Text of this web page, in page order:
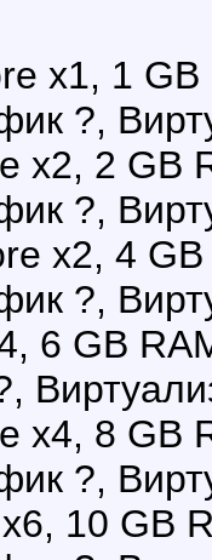
x1, 1
?,
x2, 2 GB
?,
x2, 4
?,
6 GB
x4, 8 GB
?,
10 GB